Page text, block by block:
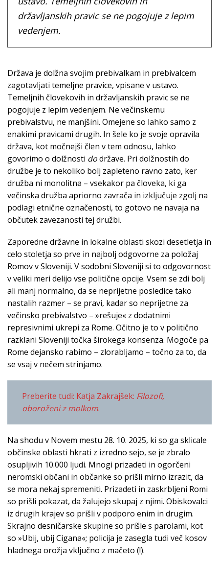
državljanskih pravic se ne pogojuje z lepim
vedenjem.
Država je dolžna svojim prebivalkam in prebivalcem
zagotavljati temeljne pravice, vpisane v ustavo.
Temeljnih človekovih in državljanskih pravic se ne
pogojuje z lepim vedenjem. Ne večinskemu
prebivalstvu, ne manjšini. Omejene so lahko samo z
enakimi pravicami drugih. In šele ko je svoje opravila
država, kot močnejši člen v tem odnosu, lahko
govorimo o dolžnosti dodržave. Pri dolžnostih do
družbe je to nekoliko bolj zapleteno ravno zato, ker
družba ni monolitna – vsekakor pa človeka, ki ga
večinska družba apriorno zavrača in izključuje zgolj na
podlagi etnične označenosti, to gotovo ne navaja na
občutek zavezanosti tej družbi.
Zaporedne državne in lokalne oblasti skozi desetletja in
celo stoletja so prve in najbolj odgovorne za položaj
Romov v Sloveniji. V sodobni Sloveniji si to odgovornost
v veliki meri delijo vse politične opcije. Vsem se zdi bolj
ali manj normalno, da se neprijetne posledice tako
nastalih razmer – se pravi, kadar so neprijetne za
večinsko prebivalstvo – »rešuje« z dodatnimi
represivnimi ukrepi za Rome. Očitno je to v politično
razklani Sloveniji točka širokega konsenza. Mogoče pa
Rome dejansko rabimo – zlorabljamo – točno za to, da
se vsaj v nečem strinjamo.
Preberite tudi: Katja Zakrajšek: Filozofi,
oboroženi z molkom.
Na shodu v Novem mestu 28. 10. 2025, ki so ga sklicale
občinske oblasti hkrati z izredno sejo, se je zbralo
osupljivih 10.000 ljudi. Mnogi prizadeti in ogorčeni
neromski občani in občanke so prišli mirno izrazit, da
se mora nekaj spremeniti. Prizadeti in zaskrbljeni Romi
so prišli pokazat, da žalujejo skupaj z njimi. Obiskovalci
iz drugih krajev so prišli v podporo enim in drugim.
Skrajno desničarske skupine so prišle s parolami, kot
so »Ubij, ubij Cigana«; policija je zasegla tudi več kosov
hladnega orožja vključno z mačeto (!).